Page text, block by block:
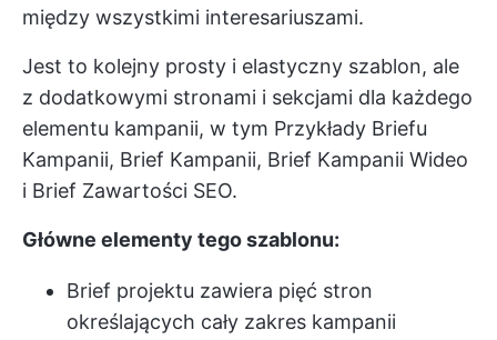
między wszystkimi interesariuszami.
Jest to kolejny prosty i elastyczny szablon, ale
z dodatkowymi stronami i sekcjami dla każdego
elementu kampanii, w tym Przykłady Briefu
Kampanii, Brief Kampanii, Brief Kampanii Wideo
i Brief Zawartości SEO.
Główne elementy tego szablonu:
Brief projektu zawiera pięć stron
określających cały zakres kampanii